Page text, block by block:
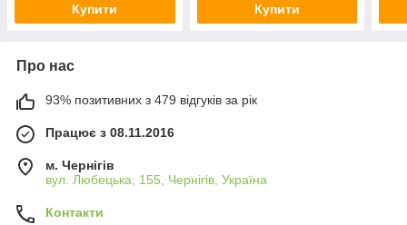
Купити Купити
Про нас
93% позитивних з 479 відгуків за рік
Працює з 08.11.2016
м. Чернігів
вул. Любецька, 155, Чернігів, Україна
Контакти